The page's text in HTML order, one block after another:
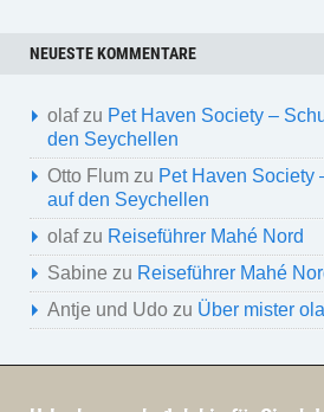
NEUESTE KOMMENTARE
olafzu Pet Haven Society –
den Seychellen
Otto Flum zu Pet Haven Society
auf den Seychellen
olafzu Reiseführer Mahé Nord
Sabine zu Reiseführer Mahé
Antje und Udo zu Über mister